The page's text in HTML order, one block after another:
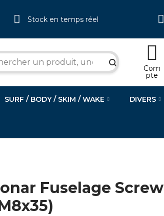
Stock en temps réel
search Com
pte
SURF / BODY / SKIM / WAKE DIVERS
Fuselage Screw